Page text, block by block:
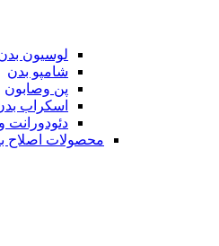
لوسیون
شامپو بدن
پن وصابون
اسکراب
دئودورانت
محصولات اصلاح